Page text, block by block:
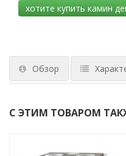
Обзор
С ЭТИМ ТОВАРОМ